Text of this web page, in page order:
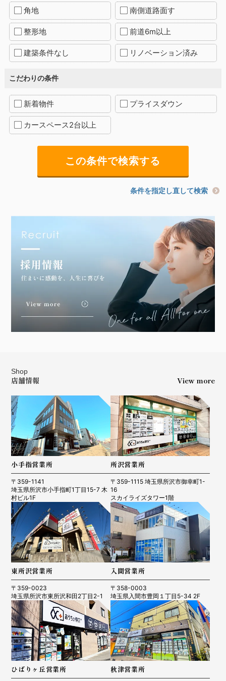
角地 南側道路面す
整形地 前道6m以上
建築条件なし リノベーション済み
こだわりの条件
新着物件 プライスダウン
カースペース2台以上
条件を指定し直して検索
Shop
店舗情報 View more
小手指営業所
〒359-1141
埼玉県所沢市小手指町1丁目15-7 木
村ビル1F
所沢営業所
〒359-1115 埼玉県所沢市御幸町1-
16
スカイライズタワー1階
東所沢営業所
〒359-0023
埼玉県所沢市東所沢和田2丁目2-1
入間営業所
〒358-0003
埼玉県入間市豊岡１丁目5-34 2F
ひばりヶ丘営業所 秋津営業所